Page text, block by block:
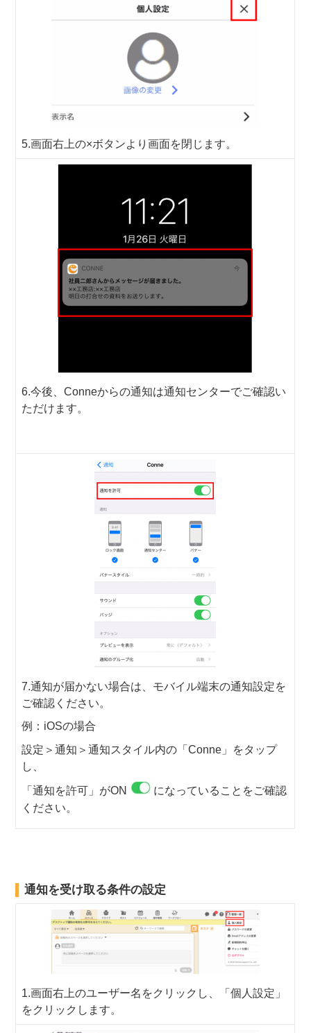
5.画面右上の×ボタンより画面を閉じます。
6.今後、Conneからの通知は通知センターでご確認い
ただけます。
7.通知が届かない場合は、モバイル端末の通知設定を
ご確認ください。
例：iOSの場合
設定＞通知＞通知スタイル内の「Conne」をタップ
し、
「通知を許可」がON
になっていることをご確認
ください。
通知を受け取る条件の設定
1.画面右上のユーザー名をクリックし、「個人設定」
をクリックします。